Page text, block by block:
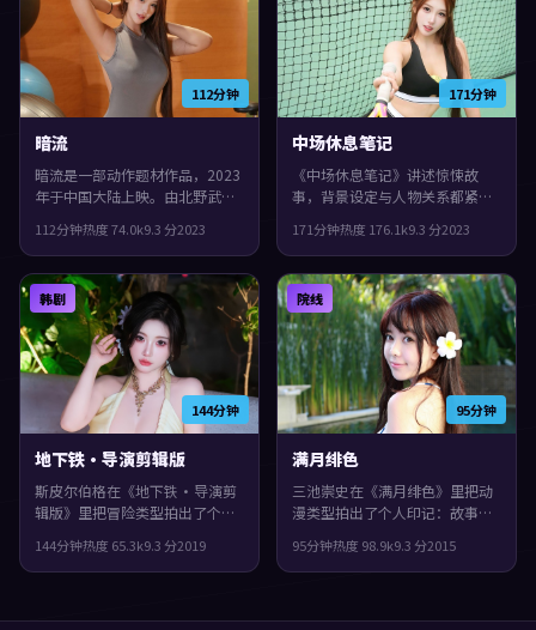
112分钟
暗流
暗流是一部动作题材作品，2023
年于中国大陆上映。由北野武执
主演。城市空间成为情绪与悬念
的载体，整体完成度较高，适合
喜欢细腻叙事与人物刻画的观
众。
112分钟热度74.0k9.3 分2023
171分钟
中场休息笔记
《中场休息笔记》讲述惊悚故
事，背景设定与人物关系都紧扣
年上映，吉尔莫·德尔·托罗执
导，刘青云、沈腾、袁泉领衔。
真相像洋葱一样被层层剥开，片
尾余味很足。
171分钟热度 176.1k9.3 分2023
144分钟
韩剧
地下铁·导演剪辑版
斯皮尔伯格在《地下铁·导演剪
辑版》里把冒险类型拍出了个人
与观众见面。主演包括杨紫、提
莫西·查拉梅、文淇。人物在道
味很足。
144分钟热度 65.3k9.3 分2019
95分钟
院线
满月绯色
三池崇史在《满月绯色》里把动
漫类型拍出了个人印记：故事发
主演包括役所广司、安藤樱、杨
紫琼。影片在类型框架里仍保留
与悬念的载体。
95分钟热度 98.9k9.3 分2015